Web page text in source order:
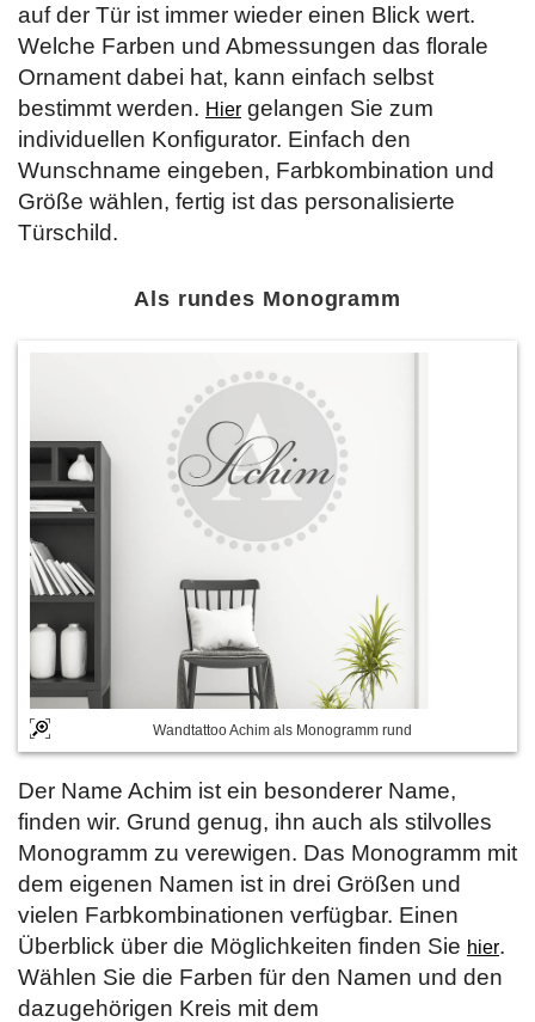
auf der Tür ist immer wieder einen Blick wert.
Welche Farben und Abmessungen das florale
Ornament dabei hat, kann einfach selbst
bestimmt werden. Hier gelangen Sie zum
individuellen Konfigurator. Einfach den
Wunschname eingeben, Farbkombination und
Größe wählen, fertig ist das personalisierte
Türschild.
Als rundes Monogramm
Wandtattoo Achim als Monogramm rund
Der Name Achim ist ein besonderer Name,
finden wir. Grund genug, ihn auch als stilvolles
Monogramm zu verewigen. Das Monogramm mit
dem eigenen Namen ist in drei Größen und
vielen Farbkombinationen verfügbar. Einen
Überblick über die Möglichkeiten finden Sie hier.
Wählen Sie die Farben für den Namen und den
dazugehörigen Kreis mit dem